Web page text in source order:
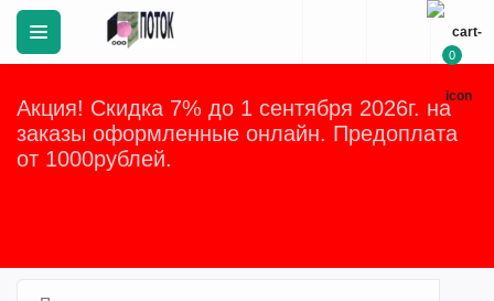
Акция! Скидка 7% до 1 сентября 2026г. на
заказы оформленные онлайн. Предоплата
от 1000рублей.
0